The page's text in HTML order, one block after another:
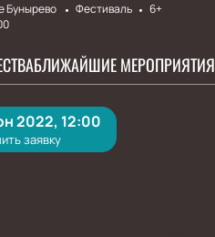
Бунырево Фестиваль
6+
БЛИЖАЙШИЕ МЕРОПРИЯТИЯ